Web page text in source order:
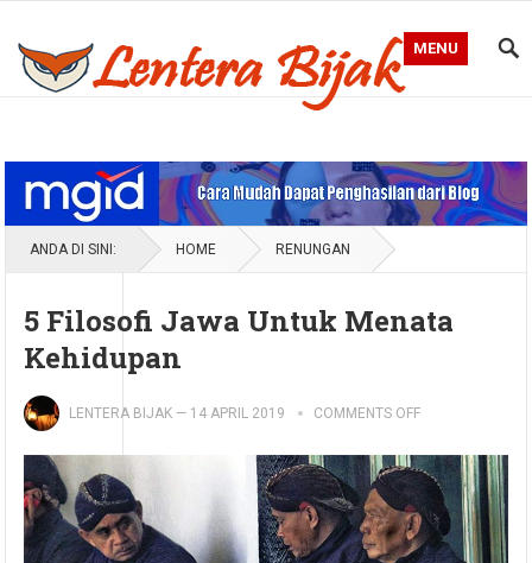
MENU
ANDA DI SINI: HOME RENUNGAN
5 Filosofi Jawa Untuk Menata
Kehidupan
LENTERA BIJAK — 14 APRIL 2019 COMMENTS OFF